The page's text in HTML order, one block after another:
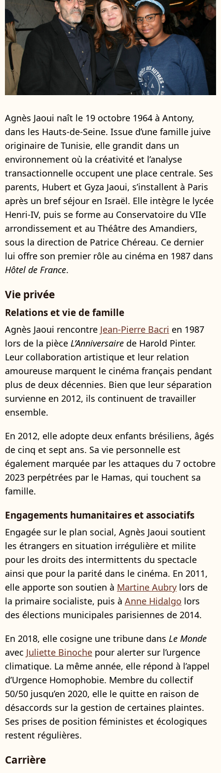
Agnès Jaoui naît le 19 octobre 1964 à Antony,
dans les Hauts-de-Seine. Issue d’une famille juive
originaire de Tunisie, elle grandit dans un
environnement où la créativité et l’analyse
transactionnelle occupent une place centrale. Ses
parents, Hubert et Gyza Jaoui, s’installent à Paris
après un bref séjour en Israël. Elle intègre le lycée
Henri-IV, puis se forme au Conservatoire du VIIe
arrondissement et au Théâtre des Amandiers,
sous la direction de Patrice Chéreau. Ce dernier
lui offre son premier rôle au cinéma en 1987 dans
Hôtel de France.
Vie privée
Relations et vie de famille
Agnès Jaoui rencontre Jean-Pierre Bacri en 1987
lors de la pièce L’Anniversaire de Harold Pinter.
Leur collaboration artistique et leur relation
amoureuse marquent le cinéma français pendant
plus de deux décennies. Bien que leur séparation
survienne en 2012, ils continuent de travailler
ensemble.
En 2012, elle adopte deux enfants brésiliens, âgés
de cinq et sept ans. Sa vie personnelle est
également marquée par les attaques du 7 octobre
2023 perpétrées par le Hamas, qui touchent sa
famille.
Engagements humanitaires et associatifs
Engagée sur le plan social, Agnès Jaoui soutient
les étrangers en situation irrégulière et milite
pour les droits des intermittents du spectacle
ainsi que pour la parité dans le cinéma. En 2011,
elle apporte son soutien à Martine Aubry lors de
la primaire socialiste, puis à Anne Hidalgo lors
des élections municipales parisiennes de 2014.
En 2018, elle cosigne une tribune dans Le Monde
avec Juliette Binoche pour alerter sur l’urgence
climatique. La même année, elle répond à l’appel
d’Urgence Homophobie. Membre du collectif
50/50 jusqu’en 2020, elle le quitte en raison de
désaccords sur la gestion de certaines plaintes.
Ses prises de position féministes et écologiques
restent régulières.
Carrière